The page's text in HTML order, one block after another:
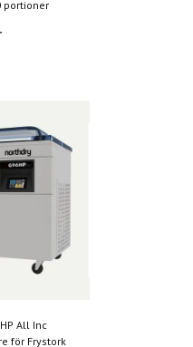
portioner
All Inc
för Frystork